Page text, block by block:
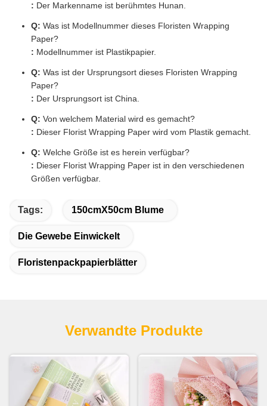
: Der Markenname ist berühmtes Hunan.
Q: Was ist Modellnummer dieses Floristen Wrapping
Paper?
: Modellnummer ist Plastikpapier.
Q: Was ist der Ursprungsort dieses Floristen Wrapping
Paper?
: Der Ursprungsort ist China.
Q: Von welchem Material wird es gemacht?
: Dieser Florist Wrapping Paper wird vom Plastik gemacht.
Q: Welche Größe ist es herein verfügbar?
: Dieser Florist Wrapping Paper ist in den verschiedenen
Größen verfügbar.
Tags: 150cmX50cm Blume
Die Gewebe Einwickelt
Floristenpackpapierblätter
Verwandte Produkte